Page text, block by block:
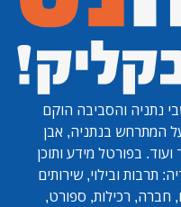
נתניה והסביבה הוקם
המתרחש בנתניה, אבן
בפורטל מידע ותוכן
תרבות ובילוי, שירותים
חברה, רכילות, ספורט,